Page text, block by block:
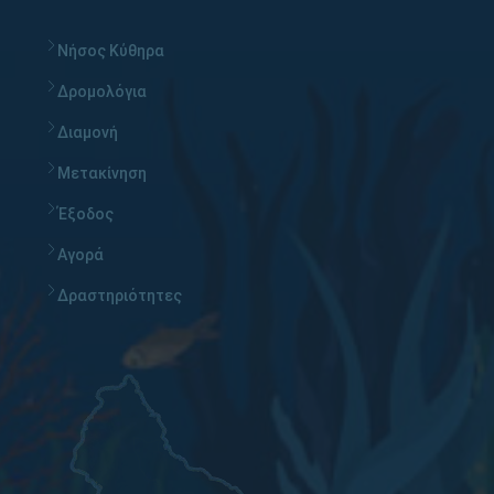
Νήσος Κύθηρα
Δρομολόγια
Διαμονή
Μετακίνηση
Έξοδος
Αγορά
Δραστηριότητες